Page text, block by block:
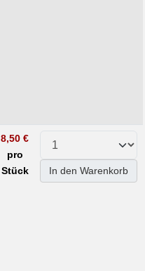
8,50 €
pro
Stück
In den Warenkorb